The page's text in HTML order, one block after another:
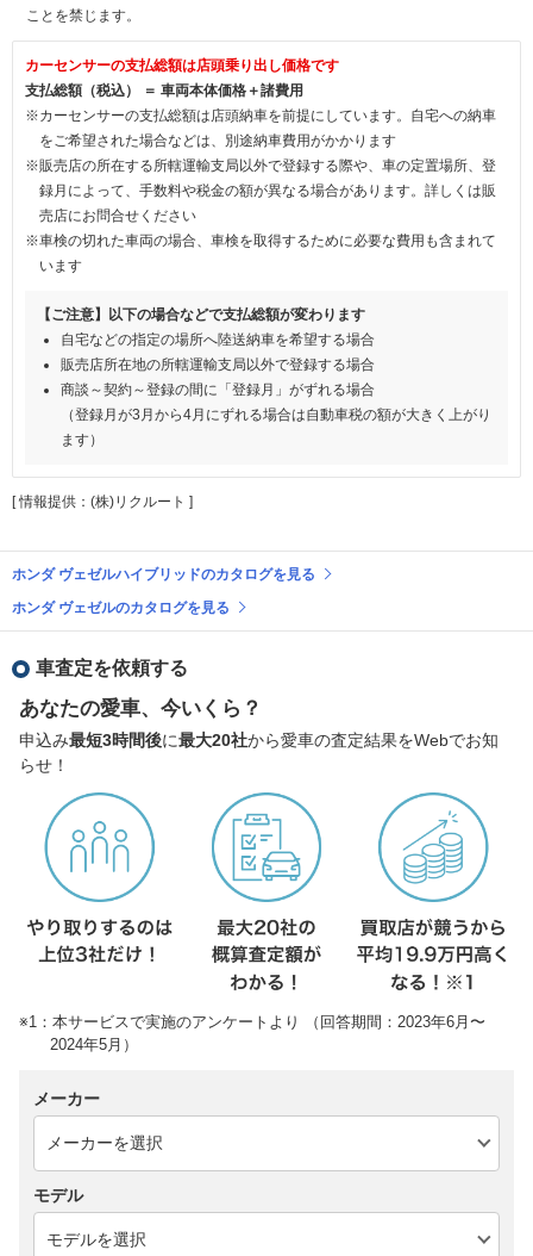
ことを禁じます。
カーセンサーの支払総額は店頭乗り出し価格です
支払総額（税込） ＝ 車両本体価格＋諸費用
※カーセンサーの支払総額は店頭納車を前提にしています。自宅への納車
をご希望された場合などは、別途納車費用がかかります
※販売店の所在する所轄運輸支局以外で登録する際や、車の定置場所、登
録月によって、手数料や税金の額が異なる場合があります。詳しくは販
売店にお問合せください
※車検の切れた車両の場合、車検を取得するために必要な費用も含まれて
います
【ご注意】以下の場合などで支払総額が変わります
自宅などの指定の場所へ陸送納車を希望する場合
販売店所在地の所轄運輸支局以外で登録する場合
商談～契約～登録の間に「登録月」がずれる場合
（登録月が3月から4月にずれる場合は自動車税の額が大きく上がり
ます）
[ 情報提供：(株)リクルート ]
ホンダ ヴェゼルハイブリッドのカタログを見る
ホンダ ヴェゼルのカタログを見る
車査定を依頼する
あなたの愛車、今いくら？
申込み最短3時間後に最大20社から愛車の査定結果をWebでお知
らせ！
※1：本サービスで実施のアンケートより （回答期間：2023年6月〜
2024年5月）
メーカー
モデル